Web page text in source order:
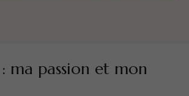
ma passion et mon